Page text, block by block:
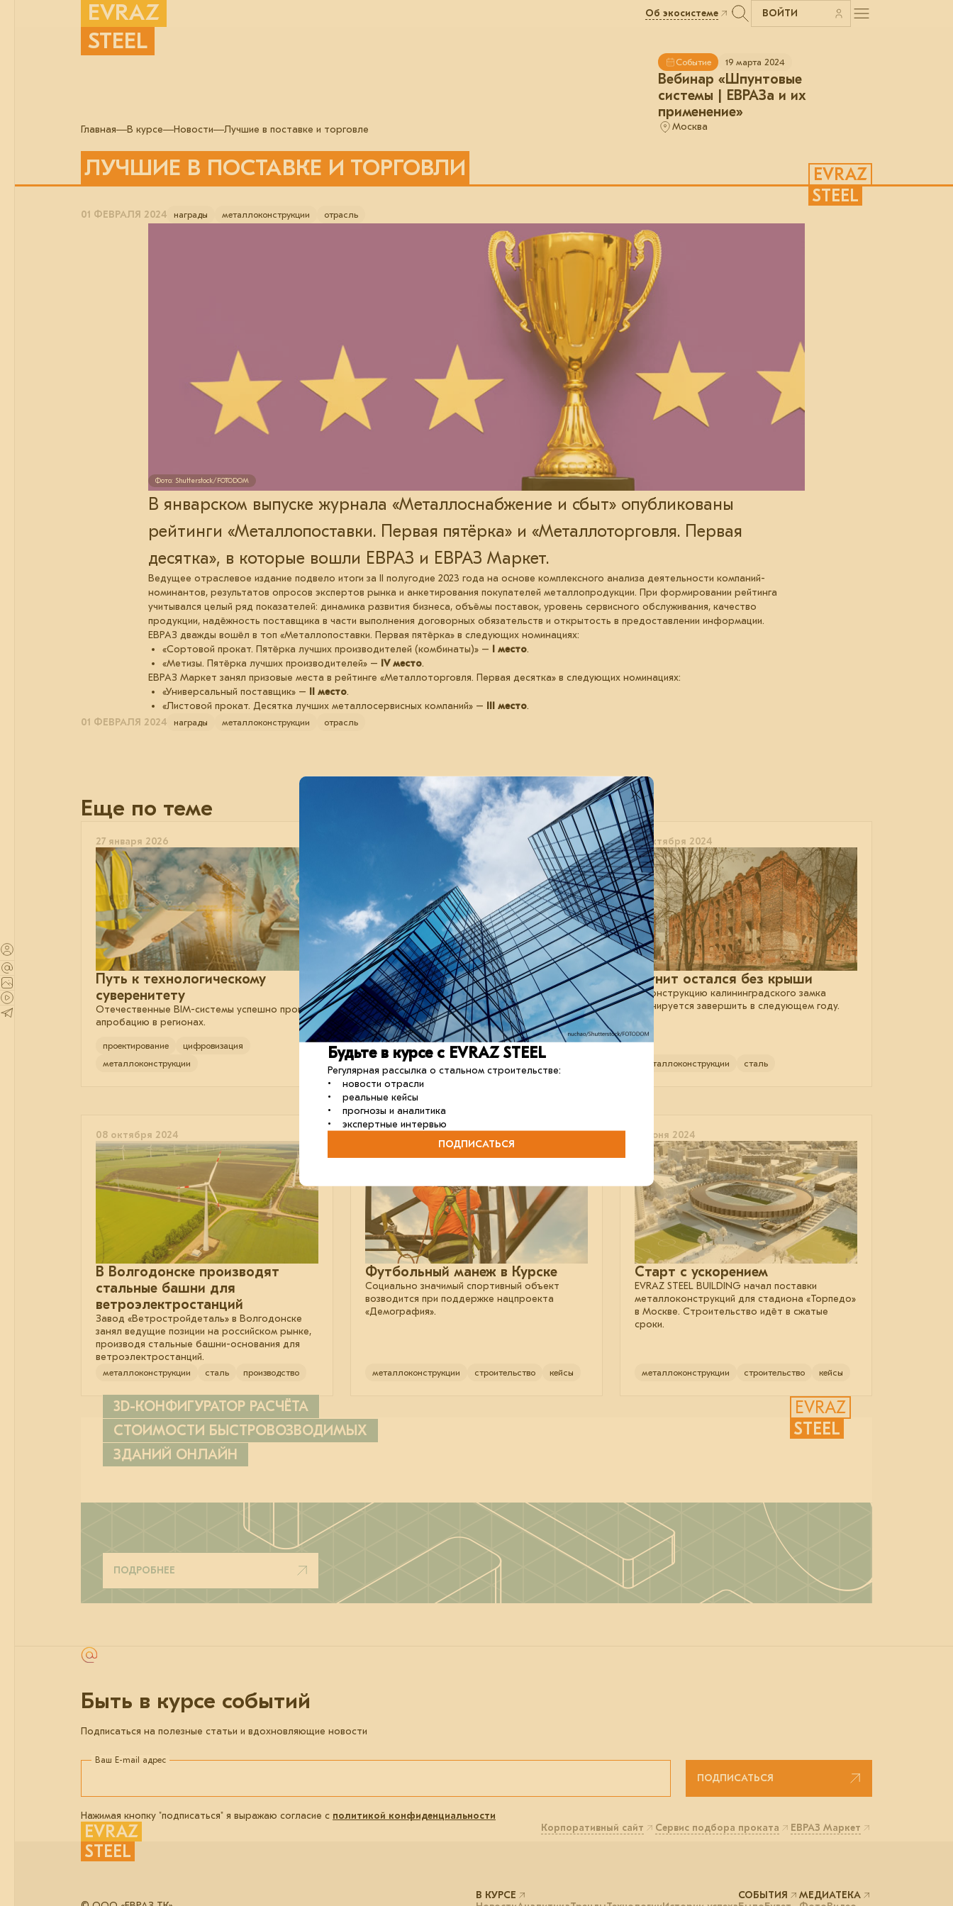
EVRAZ
STEEL
Об экосистеме ВОЙТИ
Главная В курсе Новости Лучшие в поставке и торговле
EVRAZ
STEEL
Событие 19 марта 2024
Вебинар «Шпунтовые
системы | ЕВРАЗа и их
применение»
Москва
ЛУЧШИЕ В ПОСТАВКЕ И ТОРГОВЛИ
01 ФЕВРАЛЯ 2024 награды металлоконструкции отрасль
Фото: Shutterstock/FOTODOM
В январском выпуске журнала «Металлоснабжение и сбыт» опубликованы
рейтинги «Металлопоставки. Первая пятёрка» и «Металлоторговля. Первая
десятка», в которые вошли ЕВРАЗ и ЕВРАЗ Маркет.
Ведущее отраслевое издание подвело итоги за II полугодие 2023 года на основе комплексного анализа деятельности компаний-
номинантов, результатов опросов экспертов рынка и анкетирования покупателей металлопродукции. При формировании рейтинга
учитывался целый ряд показателей: динамика развития бизнеса, объёмы поставок, уровень сервисного обслуживания, качество
продукции, надёжность поставщика в части выполнения договорных обязательств и открытость в предоставлении информации.
ЕВРАЗ дважды вошёл в топ «Металлопоставки. Первая пятёрка» в следующих номинациях:
«Сортовой прокат. Пятёрка лучших производителей (комбинаты)» – I место.
«Метизы. Пятёрка лучших производителей» – IV место.
ЕВРАЗ Маркет занял призовые места в рейтинге «Металлоторговля. Первая десятка» в следующих номинациях:
«Универсальный поставщик» – II место.
«Листовой прокат. Десятка лучших металлосервисных компаний» – III место.
01 ФЕВРАЛЯ 2024
награды металлоконструкции отрасль
Еще по теме
27 января 2026
Путь к технологическому
суверенитету
Отечественные BIM-системы успешно прошли
апробацию в регионах.
проектирование
цифровизация
металлоконструкции
Стальные паркинги от EVRAZ
STEEL BOX
EVRAZ STEEL BOX запускает новое
направление — проектирование
и строительство многоуровневых паркингов
на основе металлокаркаса.
проектирование
11 октября 2024
Рагнит остался без крыши
Реконструкцию калининградского замка
планируется завершить в следующем году.
металлоконструкции сталь
08 октября 2024
В Волгодонске производят
стальные башни для
ветроэлектростанций
Завод «Ветростройдеталь» в Волгодонске
занял ведущие позиции на российском рынке,
производя стальные башни-основания для
ветроэлектростанций.
металлоконструкции сталь производство
04 сентября 2024
Футбольный манеж в Курске
Социально значимый спортивный объект
возводится при поддержке нацпроекта
«Демография».
металлоконструкции строительство кейсы
11 июня 2024
Старт с ускорением
EVRAZ STEEL BUILDING начал поставки
металлоконструкций для стадиона «Торпедо»
в Москве. Строительство идёт в сжатые
сроки.
металлоконструкции строительство кейсы
3D-КОНФИГУРАТОР РАСЧЁТА
СТОИМОСТИ БЫСТРОВОЗВОДИМЫХ
ЗДАНИЙ ОНЛАЙН
EVRAZ
STEEL
ПОДРОБНЕЕ
Быть в курсе событий
Подписаться на полезные статьи и вдохновляющие новости
Ваш E-mail адрес
Нажимая кнопку "подписаться" я выражаю согласие с политикой конфиденциальности
ПОДПИСАТЬСЯ
Корпоративный сайт Сервис подбора проката ЕВРАЗ Маркет
EVRAZ
STEEL
В КУРСЕ
СОБЫТИЯ
МЕДИАТЕКА
Будьте в курсе с EVRAZ STEEL
Регулярная рассылка о стальном строительстве:
• новости отрасли
• реальные кейсы
• прогнозы и аналитика
• экспертные интервью
ПОДПИСАТЬСЯ